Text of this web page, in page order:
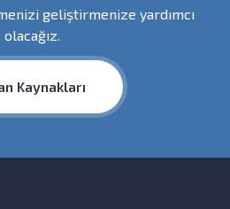
geliştirmenize yardımcı
olacağız.
Kaynakları